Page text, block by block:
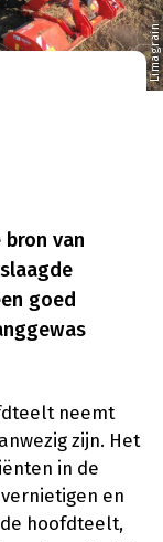
Limagrain
van
goed
neemt
zijn. Het
in de
en
hoofdteelt,